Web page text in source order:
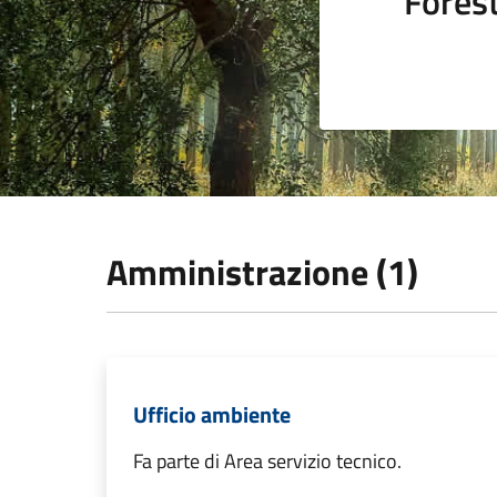
Amministrazione (1)
Ufficio ambiente
Fa parte di Area servizio tecnico.